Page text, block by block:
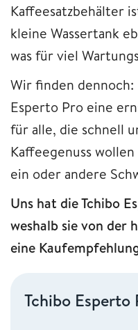
Kaffeesatzbehälter
kleine Wassertank
was für viel
Wir finden
Esperto Pro eine
für alle, die schnell
Kaffeegenuss
ein oder andere
Uns hat die Tchibo
weshalb sie von der
eine
Tchibo Esperto